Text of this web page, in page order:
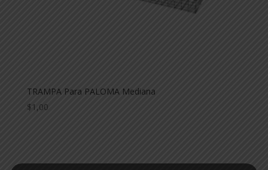
TRAMPA Para PALOMA Mediana
$ 1,00